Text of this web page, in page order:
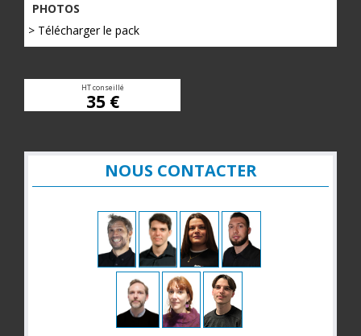
PHOTOS
> Télécharger le pack
HT conseillé
35 €
NOUS CONTACTER